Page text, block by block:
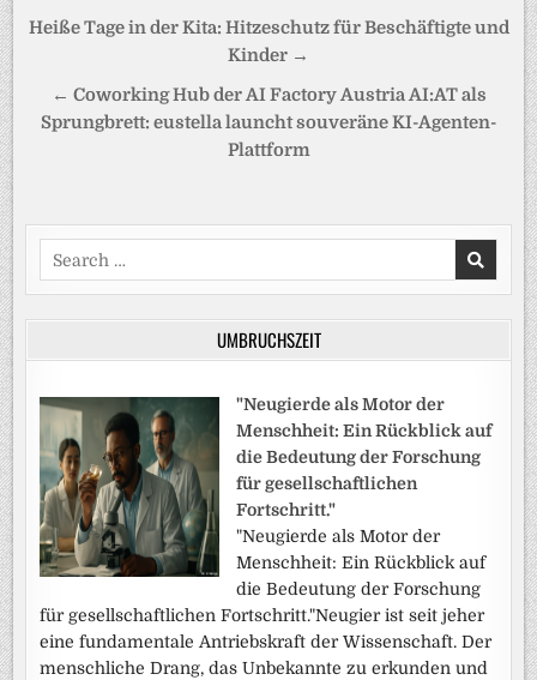
Beitragsnavigation
Heiße Tage in der Kita: Hitzeschutz für Beschäftigte und
Kinder →
← Coworking Hub der AI Factory Austria AI:AT als
Sprungbrett: eustella launcht souveräne KI-Agenten-
Plattform
Search
for:
UMBRUCHSZEIT
"Neugierde als Motor der
Menschheit: Ein Rückblick auf
die Bedeutung der Forschung
für gesellschaftlichen
Fortschritt."
"Neugierde als Motor der
Menschheit: Ein Rückblick auf
die Bedeutung der Forschung
für gesellschaftlichen Fortschritt."Neugier ist seit jeher
eine fundamentale Antriebskraft der Wissenschaft. Der
menschliche Drang, das Unbekannte zu erkunden und